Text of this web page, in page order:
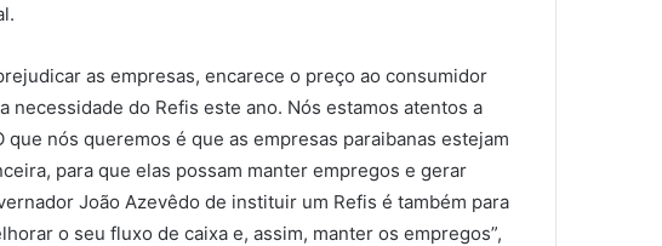
as empresas, encarece o preço ao consumidor
necessidade do Refis este ano. Nós estamos atentos a
nós queremos é que as empresas paraibanas estejam
para que elas possam manter empregos e gerar
João Azevêdo de instituir um Refis é também para
o seu fluxo de caixa e, assim, manter os empregos”,